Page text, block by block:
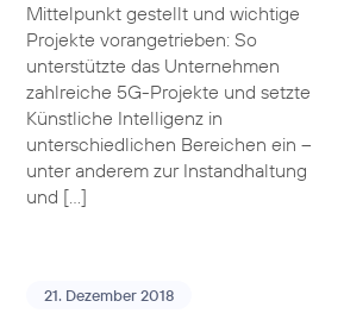
Mittelpunkt gestellt und wichtige
Projekte vorangetrieben: So
unterstützte das Unternehmen
zahlreiche 5G-Projekte und setzte
Künstliche Intelligenz in
unterschiedlichen Bereichen ein –
unter anderem zur Instandhaltung
und […]
21. Dezember 2018